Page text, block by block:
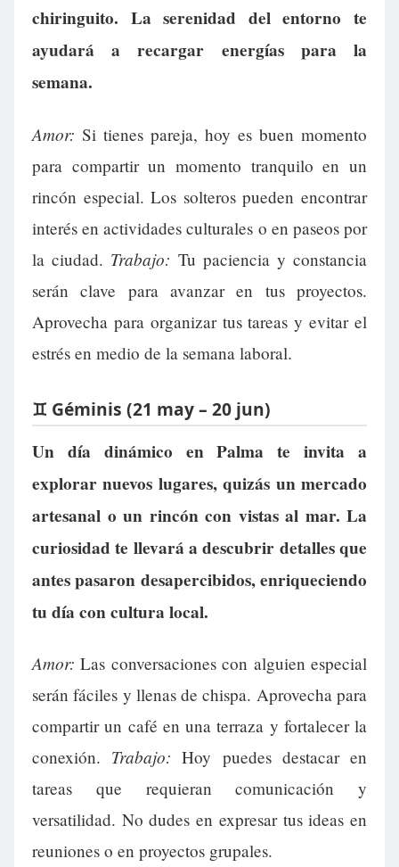
chiringuito. La serenidad del entorno te
ayudará a recargar energías para la
semana.
Amor: Si tienes pareja, hoy es buen momento
para compartir un momento tranquilo en un
rincón especial. Los solteros pueden encontrar
interés en actividades culturales o en paseos por
la ciudad. Trabajo: Tu paciencia y constancia
serán clave para avanzar en tus proyectos.
Aprovecha para organizar tus tareas y evitar el
estrés en medio de la semana laboral.
♊ Géminis (21 may – 20 jun)
Un día dinámico en Palma te invita a
explorar nuevos lugares, quizás un mercado
artesanal o un rincón con vistas al mar. La
curiosidad te llevará a descubrir detalles que
antes pasaron desapercibidos, enriqueciendo
tu día con cultura local.
Amor: Las conversaciones con alguien especial
serán fáciles y llenas de chispa. Aprovecha para
compartir un café en una terraza y fortalecer la
conexión. Trabajo: Hoy puedes destacar en
tareas que requieran comunicación y
versatilidad. No dudes en expresar tus ideas en
reuniones o en proyectos grupales.